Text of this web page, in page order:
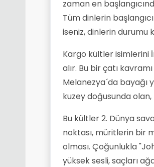
zaman en
Tüm dinlerin
iseniz, dinlerin durumu
Kargo kültler isimlerini
alır. Bu bir çatı
Melanezya´da bayağı
kuzey doğusunda
Bu kültler 2. Dünya
noktası, müritlerin bir
olması. Çoğunlukla
yüksek sesli, saçları